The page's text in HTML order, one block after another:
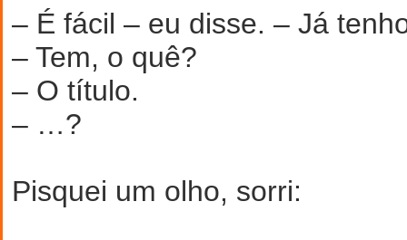
– É fácil – eu disse. – Já
– Tem, o quê?
– O título.
– …?
Pisquei um olho, sorri: